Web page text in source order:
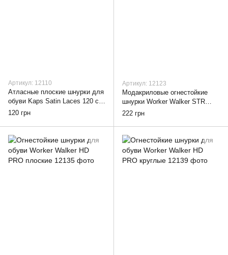
Артикул: 12110
Атласные плоские шнурки для
обуви Kaps Satin Laces 120 см,
white
120 грн
Артикул: 12123
Модакриловые огнестойкие
шнурки Worker Walker STR
PRO плоские, 90, red
222 грн